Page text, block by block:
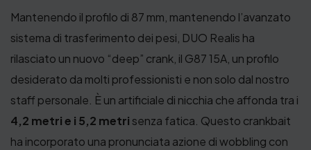
Mantenendo il profilo di 87 mm, mantenendo l’avanzato
sistema di trasferimento dei pesi, DUO Realis ha
rilasciato un nuovo “deep” crank, il G87 15A, un profilo
desiderato da molti professionisti e non solo dal nostro
staff personale. È un artificiale di nicchia che affonda tra i
4,2 metri e i 5,2 metri senza fatica. Questo crankbait
ha incorporato una pronunciata azione di wobbling con